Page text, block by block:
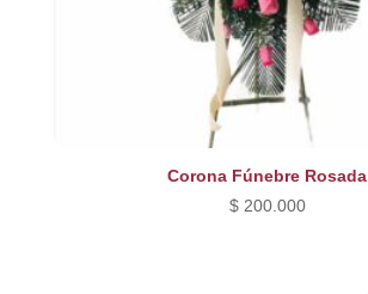
Corona Fúnebre Rosada
$200.000